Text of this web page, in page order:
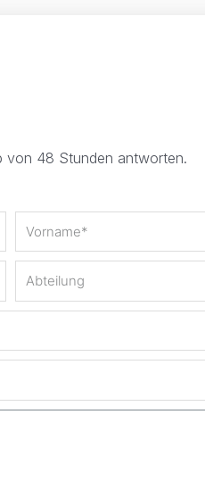
von 48 Stunden antworten.